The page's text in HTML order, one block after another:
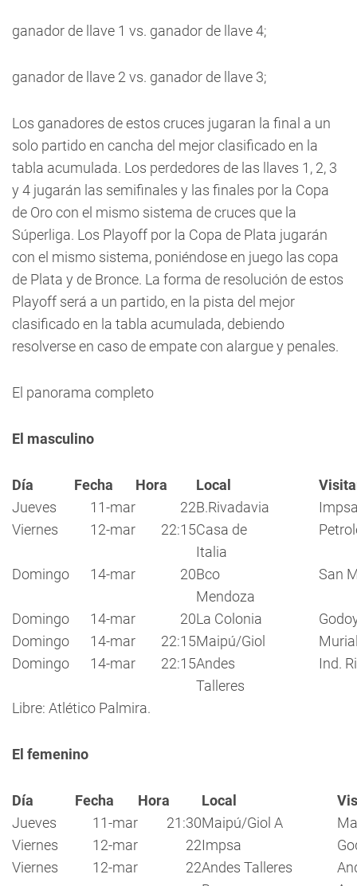
ganador de llave 1 vs. ganador de llave 4;
ganador de llave 2 vs. ganador de llave 3;
Los ganadores de estos cruces jugaran la final a un
solo partido en cancha del mejor clasificado en la
tabla acumulada. Los perdedores de las llaves 1, 2, 3
y 4 jugarán las semifinales y las finales por la Copa
de Oro con el mismo sistema de cruces que la
Súperliga. Los Playoff por la Copa de Plata jugarán
con el mismo sistema, poniéndose en juego las copa
de Plata y de Bronce. La forma de resolución de estos
Playoff será a un partido, en la pista del mejor
clasificado en la tabla acumulada, debiendo
resolverse en caso de empate con alargue y penales.
El panorama completo
El masculino
Día Fecha Hora Local
Jueves
11-mar 22B.Rivadavia
Viernes
12-mar 22:15Casa de
Italia
Domingo 14-mar 20Bco
Mendoza
San
Domingo 14-mar 20La Colonia
Domingo
14-mar 22:15Maipú/Giol
Domingo
14-mar 22:15Andes
Talleres
Ind.
Libre: Atlético Palmira.
El femenino
Día Fecha Hora Local
Jueves
11-mar 21:30Maipú/Giol A
Viernes
12-mar 22Impsa
Viernes
12-mar 22Andes Talleres